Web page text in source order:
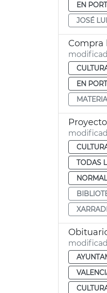
EN
JOSÉ
Compra
EN
TODAS
NORMAL